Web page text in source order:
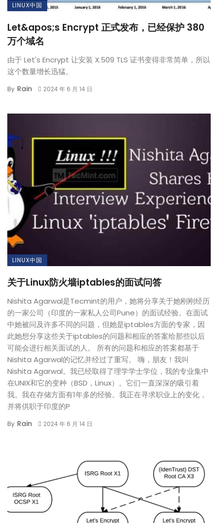
LINUX中国
Let&apos;s Encrypt 正式发布，已经保护 380
万个域名
由于 Let's Encrypt 让安装 X.509 TLS 证书变得非常简单，所以
这个数量增长迅猛。
By Rain 2024 年 6 月 14 日
LINUX中国
关于Linux防火墙iptables的面试问答
Nishita Agarwal是Tecmint的用户，她将分享关于她刚刚经历
的一家公司（印度的一家私人公司Pune）的面试经验。在面试
中她被问及许多不同的问题，但她是iptables方面的专家，因
此她想分享这些关于iptables的问题和相应的答案给那些以后
可能会进行相关面试的人。 所有的问题和相应的答案都基于
Nishita Agarwal的记忆并经过了重写。 嗨，朋友！我叫
Nishita Agarwal。我已经取得了理学学士学位，我的专业集中
在UNIX和它的变种（BSD，Linux）。它们一直深深的吸引着
我。我在存储方面有1年多的经验。我正在寻求职业上的变化，
并将供职于印度的P
By Rain 2024 年 6 月 14 日